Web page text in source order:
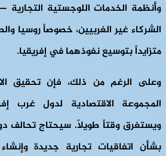
وأنظمة الخدمات اللوجستية التجارية
الشركاء غير الغربيين، خصوصاً روسيا
متزايداً بتوسيع نفوذهما في إفريقيا.
وعلى الرغم من ذلك، فإن تحقيق
المجموعة الاقتصادية لدول غرب
ويستغرق وقتاً طويلاً. سيحتاج تحالف
بشأن اتفاقيات تجارية جديدة